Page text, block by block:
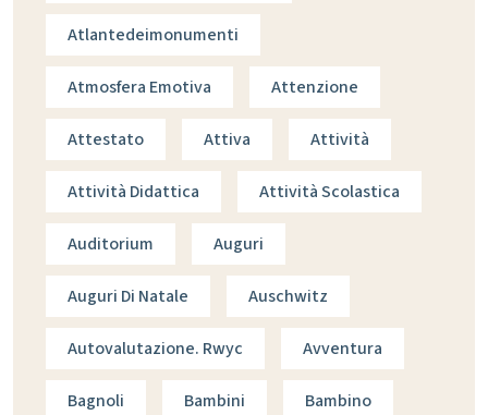
Atlantedeimonumenti
Atmosfera Emotiva Attenzione
Attestato Attiva Attività
Attività Didattica Attività Scolastica
Auditorium Auguri
Auguri Di Natale Auschwitz
Autovalutazione. Rwyc Avventura
Bagnoli Bambini Bambino